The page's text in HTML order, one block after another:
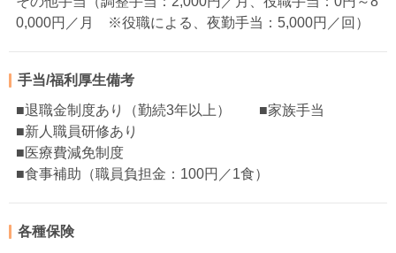
0,000円／月 ※役職による、夜勤手当：5,000円／回）
手当/福利厚生備考
■退職金制度あり（勤続3年以上） ■家族手当
■新人職員研修あり
■医療費減免制度
■食事補助（職員負担金：100円／1食）
各種保険